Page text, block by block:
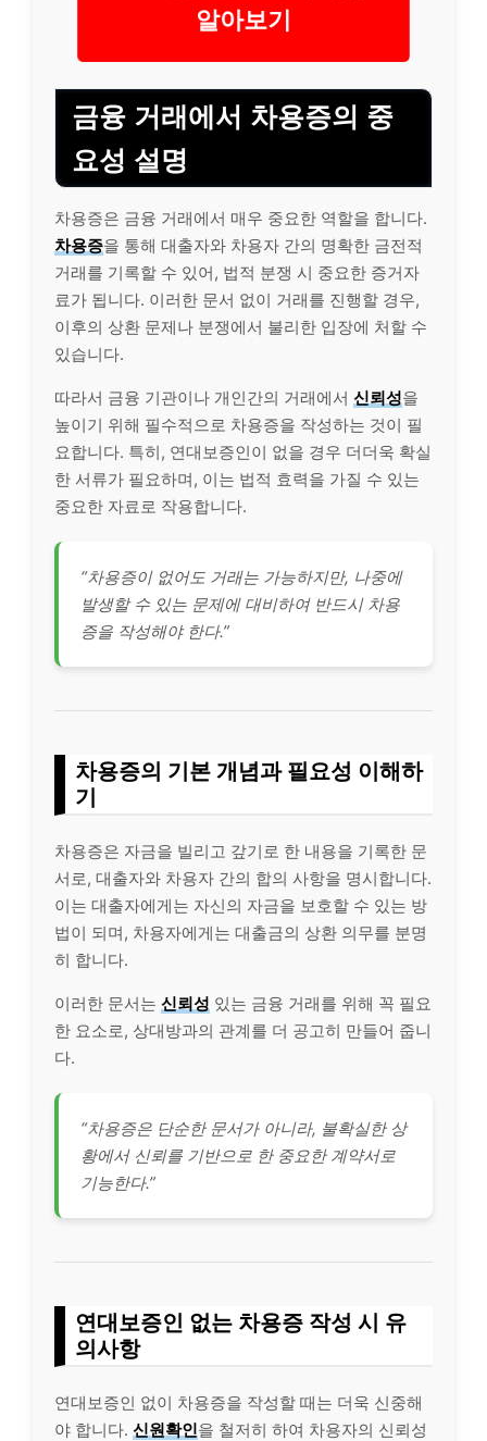
알아보기
금융 거래에서 차용증의 중
요성 설명
차용증은 금융 거래에서 매우 중요한 역할을 합니다.
차용증을 통해 대출자와 차용자 간의 명확한 금전적
거래를 기록할 수 있어, 법적 분쟁 시 중요한 증거자
료가 됩니다. 이러한 문서 없이 거래를 진행할 경우,
이후의 상환 문제나 분쟁에서 불리한 입장에 처할 수
있습니다.
따라서 금융 기관이나 개인간의 거래에서 신뢰성을
높이기 위해 필수적으로 차용증을 작성하는 것이 필
요합니다. 특히, 연대보증인이 없을 경우 더더욱 확실
한 서류가 필요하며, 이는 법적 효력을 가질 수 있는
중요한 자료로 작용합니다.
“차용증이 없어도 거래는 가능하지만, 나중에
발생할 수 있는 문제에 대비하여 반드시 차용
증을 작성해야 한다.”
차용증의 기본 개념과 필요성 이해하
기
차용증은 자금을 빌리고 갚기로 한 내용을 기록한 문
서로, 대출자와 차용자 간의 합의 사항을 명시합니다.
이는 대출자에게는 자신의 자금을 보호할 수 있는 방
법이 되며, 차용자에게는 대출금의 상환 의무를 분명
히 합니다.
이러한 문서는 신뢰성 있는 금융 거래를 위해 꼭 필요
한 요소로, 상대방과의 관계를 더 공고히 만들어 줍니
다.
“차용증은 단순한 문서가 아니라, 불확실한 상
황에서 신뢰를 기반으로 한 중요한 계약서로
기능한다.”
연대보증인 없는 차용증 작성 시 유
의사항
연대보증인 없이 차용증을 작성할 때는 더욱 신중해
야 합니다. 신원확인을 철저히 하여 차용자의 신뢰성